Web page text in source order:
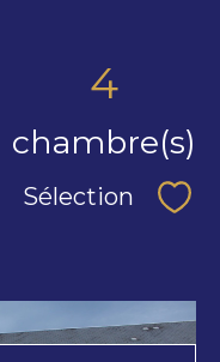
4
chambre(s)
Sélection